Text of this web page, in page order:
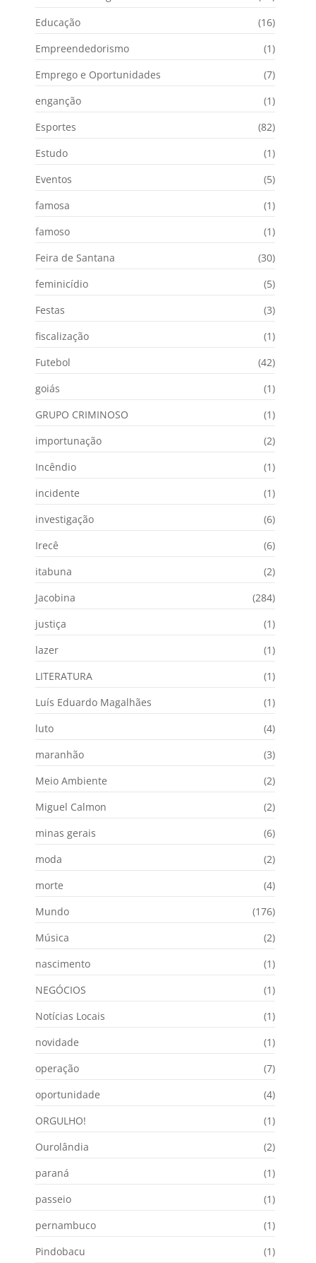
Educação
(16)
Empreendedorismo
(1)
Emprego e Oportunidades
(7)
enganção
(1)
Esportes
(82)
Estudo
(1)
Eventos
(5)
famosa
(1)
famoso
(1)
Feira de Santana
(30)
feminicídio
(5)
Festas
(3)
fiscalização
(1)
Futebol
(42)
goiás
(1)
GRUPO CRIMINOSO
(1)
importunação
(2)
Incêndio
(1)
incidente
(1)
investigação
(6)
Irecê
(6)
itabuna
(2)
Jacobina
(284)
justiça
(1)
lazer
(1)
LITERATURA
(1)
Luís Eduardo Magalhães
(1)
luto
(4)
maranhão
(3)
Meio Ambiente
(2)
Miguel Calmon
(2)
minas gerais
(6)
moda
(2)
morte
(4)
Mundo
(176)
Música
(2)
nascimento
(1)
NEGÓCIOS
(1)
Notícias Locais
(1)
novidade
(1)
operação
(7)
oportunidade
(4)
ORGULHO!
(1)
Ourolândia
(2)
paraná
(1)
passeio
(1)
pernambuco
(1)
Pindobacu
(1)